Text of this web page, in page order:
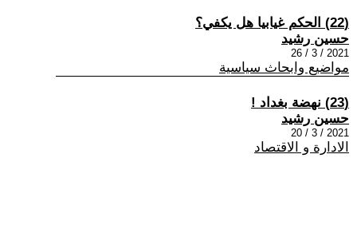
(22) الحكم غيابيا هل يكفي؟
حسين رشيد
2021 / 3 / 26
مواضيع وابحاث سياسية
(23) نهضة بغداد !
حسين رشيد
2021 / 3 / 20
الادارة و الاقتصاد